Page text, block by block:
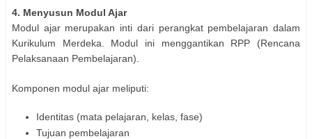
4. Menyusun Modul Ajar
Modul ajar merupakan inti dari perangkat pembelajaran dalam
Kurikulum Merdeka. Modul ini menggantikan RPP (Rencana
Pelaksanaan Pembelajaran).
Komponen modul ajar meliputi:
Identitas (mata pelajaran, kelas, fase)
Tujuan pembelajaran